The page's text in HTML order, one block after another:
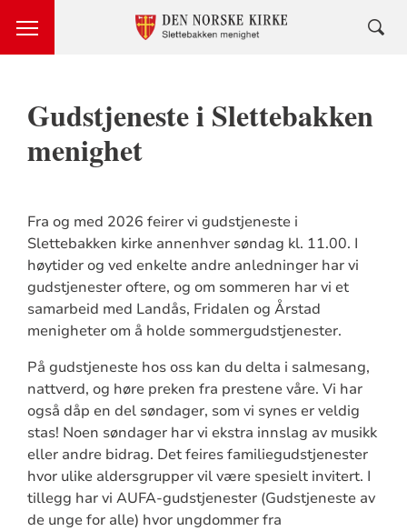
Gudstjeneste i Slettebakken
menighet
Fra og med 2026 feirer vi gudstjeneste i
Slettebakken kirke annenhver søndag kl. 11.00. I
høytider og ved enkelte andre anledninger har vi
gudstjenester oftere, og om sommeren har vi et
samarbeid med Landås, Fridalen og Årstad
menigheter om å holde sommergudstjenester.
På gudstjeneste hos oss kan du delta i salmesang,
nattverd, og høre preken fra prestene våre. Vi har
også dåp en del søndager, som vi synes er veldig
stas! Noen søndager har vi ekstra innslag av musikk
eller andre bidrag. Det feires familiegudstjenester
hvor ulike aldersgrupper vil være spesielt invitert. I
tillegg har vi AUFA-gudstjenester (Gudstjeneste av
de unge for alle) hvor ungdommer fra